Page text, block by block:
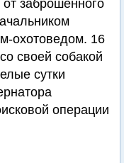
заброшенного
охотоведом. 16
своей собакой
сутки
операции